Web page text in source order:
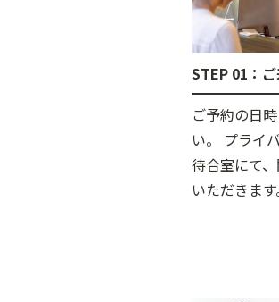
STEP 01：
ご予約の日
い。 プライ
待合室にて
いただきま